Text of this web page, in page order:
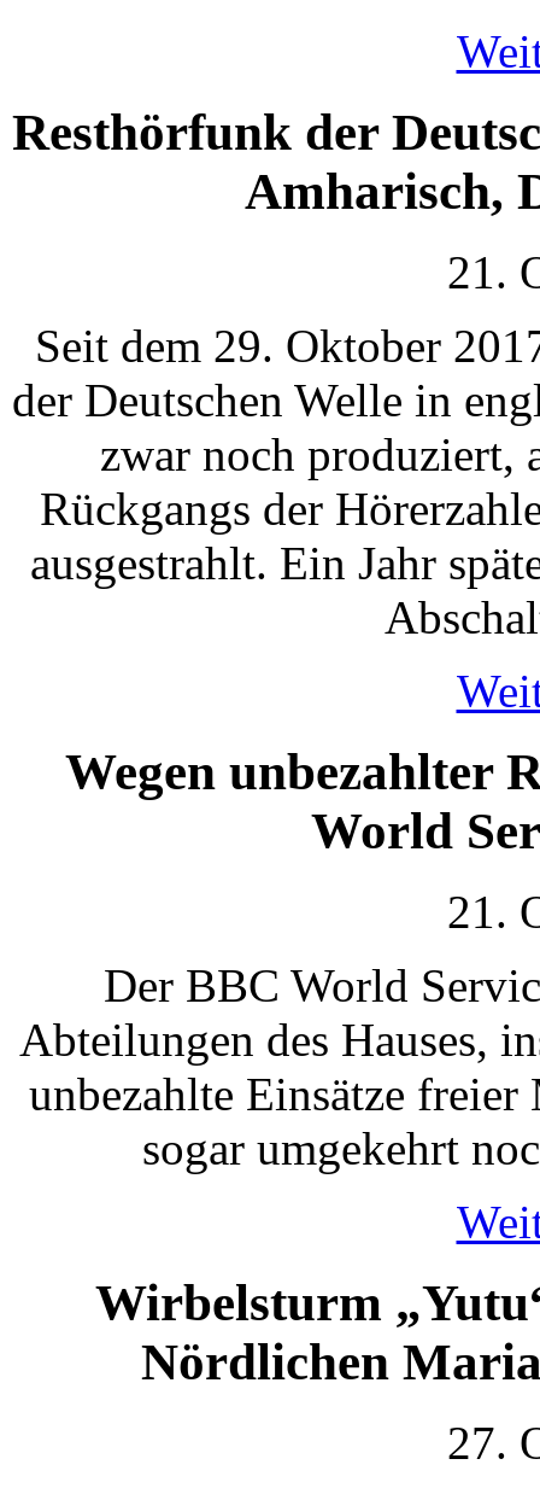
Resthörfunk der
Amharisch,
21.
Seit dem 29. Oktober
der Deutschen Welle in
zwar noch produziert,
Rückgangs der
ausgestrahlt. Ein Jahr
Wegen unbezahlter
World
21.
Der BBC World
Abteilungen des Hauses,
unbezahlte Einsätze
sogar umgekehrt
Wirbelsturm
Nördlichen
27.